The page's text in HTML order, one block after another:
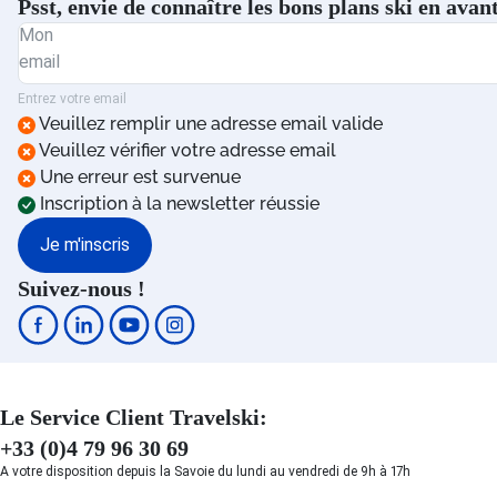
Psst, envie de connaître les bons plans ski en
Mon
email
Entrez votre email
Veuillez remplir une adresse email valide
Veuillez vérifier votre adresse email
Une erreur est survenue
Inscription à la newsletter réussie
Je m'inscris
Suivez-nous !
Le Service Client Travelski:
+33 (0)4 79 96 30 69
A votre disposition depuis la Savoie du lundi au vendredi de 9h à 17h